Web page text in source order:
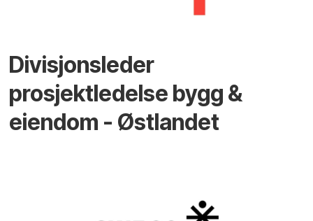
Divisjonsleder
prosjektledelse bygg &
eiendom - Østlandet